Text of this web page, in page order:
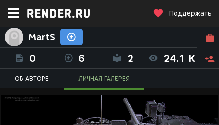
Поддержать
MartS
0 6 2 24.1 K
ОБ АВТОРЕ ЛИЧНАЯ ГАЛЕРЕЯ